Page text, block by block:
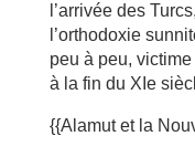
l’arrivée des
l’orthodoxie
peu à peu,
à la fin du XIe
{{Alamut et la